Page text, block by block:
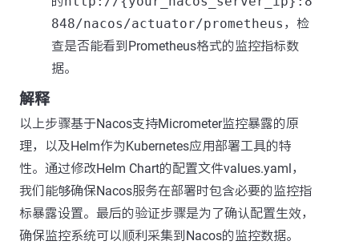
848/nacos/actuator/prometheus ，检
查是否能看到Prometheus格式的监控指标数
据。
解释
以上步骤基于Nacos支持Micrometer监控暴露的原
理，以及Helm作为Kubernetes应用部署工具的特
性。通过修改Helm Chart的配置文件values.yaml，
我们能够确保Nacos服务在部署时包含必要的监控指
标暴露设置。最后的验证步骤是为了确认配置生效，
确保监控系统可以顺利采集到Nacos的监控数据。